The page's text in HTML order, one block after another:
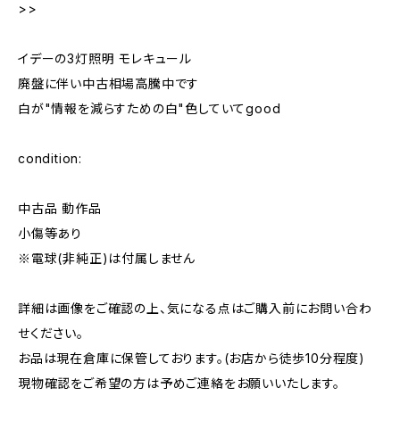
>>
イデーの3灯照明 モレキュール
廃盤に伴い中古相場高騰中です
白が"情報を減らすための白"色していてgood
condition:
中古品 動作品
小傷等あり
※電球(非純正)は付属しません
詳細は画像をご確認の上、気になる点はご購入前にお問い合わ
せください。
お品は現在倉庫に保管しております。(お店から徒歩10分程度)
現物確認をご希望の方は予めご連絡をお願いいたします。